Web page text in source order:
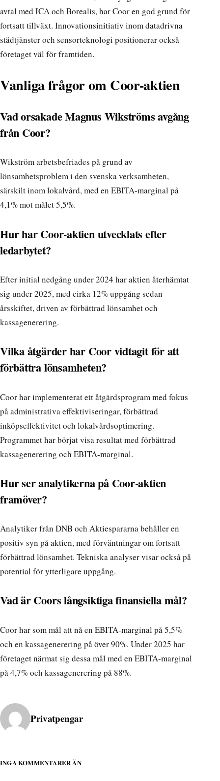
avtal med ICA och Borealis, har Coor en god grund för
fortsatt tillväxt. Innovationsinitiativ inom datadrivna
städtjänster och sensorteknologi positionerar också
företaget väl för framtiden.
Vanliga frågor om Coor-aktien
Vad orsakade Magnus Wikströms avgång
från Coor?
Wikström arbetsbefriades på grund av
lönsamhetsproblem i den svenska verksamheten,
särskilt inom lokalvård, med en EBITA-marginal på
4,1% mot målet 5,5%.
Hur har Coor-aktien utvecklats efter
ledarbytet?
Efter initial nedgång under 2024 har aktien återhämtat
sig under 2025, med cirka 12% uppgång sedan
årsskiftet, driven av förbättrad lönsamhet och
kassagenerering.
Vilka åtgärder har Coor vidtagit för att
förbättra lönsamheten?
Coor har implementerat ett åtgärdsprogram med fokus
på administrativa effektiviseringar, förbättrad
inköpseffektivitet och lokalvårdsoptimering.
Programmet har börjat visa resultat med förbättrad
kassagenerering och EBITA-marginal.
Hur ser analytikerna på Coor-aktien
framöver?
Analytiker från DNB och Aktiespararna behåller en
positiv syn på aktien, med förväntningar om fortsatt
förbättrad lönsamhet. Tekniska analyser visar också på
potential för ytterligare uppgång.
Vad är Coors långsiktiga finansiella mål?
Coor har som mål att nå en EBITA-marginal på 5,5%
och en kassagenerering på över 90%. Under 2025 har
företaget närmat sig dessa mål med en EBITA-marginal
på 4,7% och kassagenerering på 88%.
Publicerad av
Privatpengar
INGA KOMMENTARER ÄN